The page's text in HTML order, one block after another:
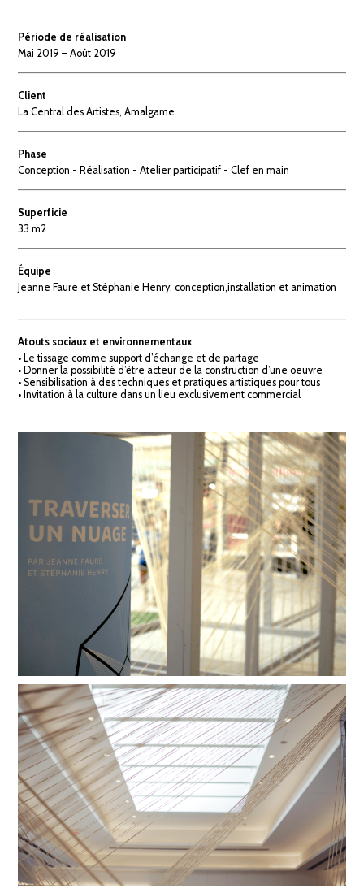
Période de réalisation
Mai 2019 – Août 2019
Client
La Central des Artistes, Amalgame
Phase
Conception - Réalisation - Atelier participatif - Clef en main
Superficie
33 m2
Équipe
Jeanne Faure et Stéphanie Henry, conception,installation et animation
Atouts sociaux et environnementaux
• Le tissage comme support d’échange et de partage
• Donner la possibilité d’être acteur de la construction d’une oeuvre
• Sensibilisation à des techniques et pratiques artistiques pour tous
• Invitation à la culture dans un lieu exclusivement commercial